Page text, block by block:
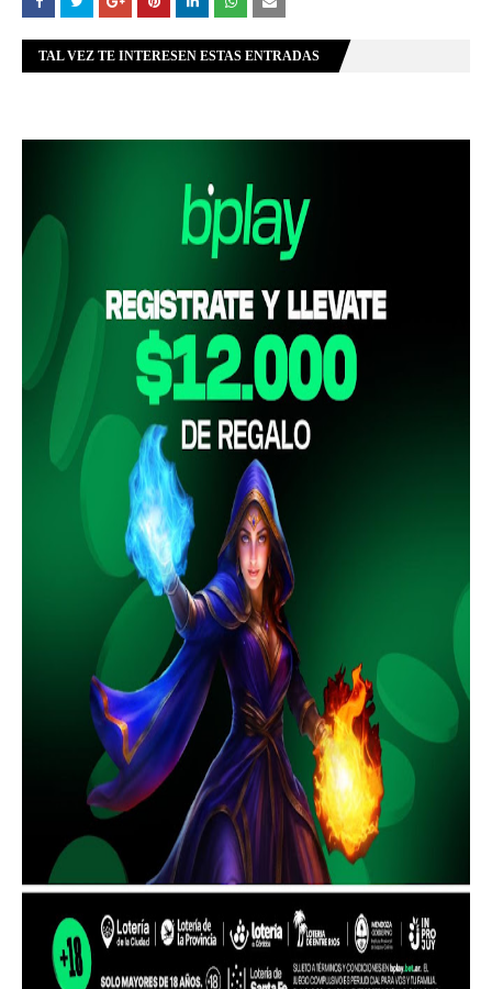
TAL VEZ TE INTERESEN ESTAS ENTRADAS